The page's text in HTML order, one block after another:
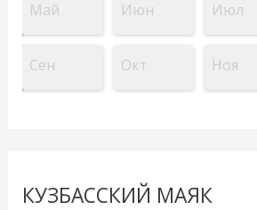
Май Июн Июл
Сен Окт Ноя
КУЗБАССКИЙ МАЯК